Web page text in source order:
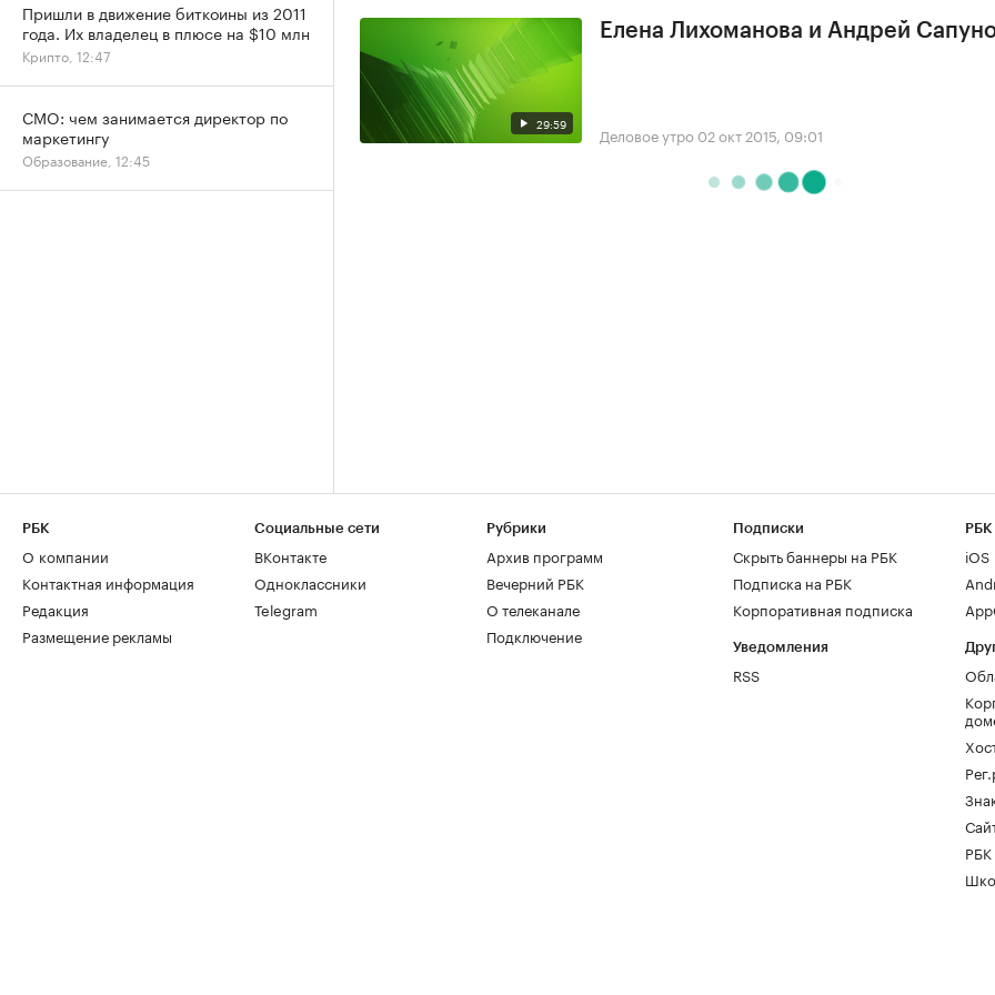
29:59
Елена Лихоманова и Андрей
Деловое утро 02 окт 2015, 09:01
Пришли в движение биткоины из 2011
года. Их владелец в плюсе на $10 млн
Крипто, 12:47
CMO: чем занимается директор по
маркетингу
Образование, 12:45
РБК
О компании
Контактная информация
Редакция
Размещение рекламы
Социальные сети
ВКонтакте
Одноклассники
Telegram
Рубрики
Архив программ
Вечерний РБК
О телеканале
Подключение
Подписки
Скрыть баннеры на РБК
Подписка на РБК
Корпоративная подписка
Уведомления
RSS
РБК
iOS